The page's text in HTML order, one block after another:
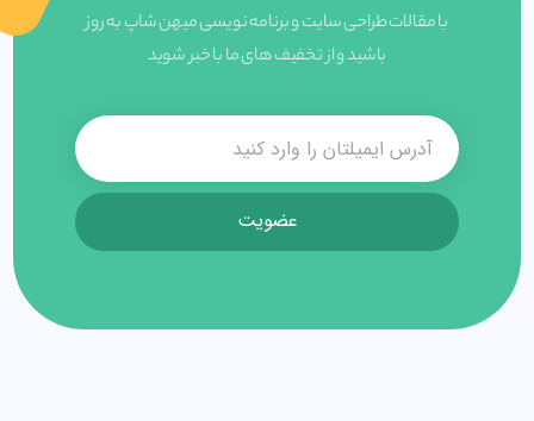
با مقالات طراحی سایت و برنامه نویسی میهن شاپ به روز
باشید و از تخفیف های ما با خبر شوید
عضویت